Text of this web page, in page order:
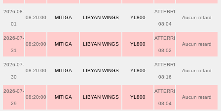
2026-08-
01
08:20:00 MITIGA LIBYAN WINGS YL800
ATTERRI
08:04
Aucun retard
2026-07-
31
08:20:00 MITIGA LIBYAN WINGS YL800
ATTERRI
08:02
Aucun retard
2026-07-
30
08:20:00 MITIGA LIBYAN WINGS YL800
ATTERRI
08:16
Aucun retard
2026-07-
29
08:20:00 MITIGA LIBYAN WINGS YL800
ATTERRI
08:04
Aucun retard